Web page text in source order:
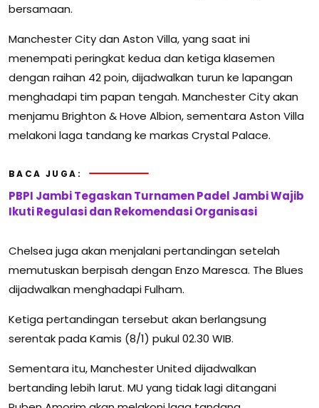
bersamaan.
Manchester City dan Aston Villa, yang saat ini
menempati peringkat kedua dan ketiga klasemen
dengan raihan 42 poin, dijadwalkan turun ke lapangan
menghadapi tim papan tengah. Manchester City akan
menjamu Brighton & Hove Albion, sementara Aston Villa
melakoni laga tandang ke markas Crystal Palace.
BACA JUGA:
PBPI Jambi Tegaskan Turnamen Padel Jambi Wajib
Ikuti Regulasi dan Rekomendasi Organisasi
Chelsea juga akan menjalani pertandingan setelah
memutuskan berpisah dengan Enzo Maresca. The Blues
dijadwalkan menghadapi Fulham.
Ketiga pertandingan tersebut akan berlangsung
serentak pada Kamis (8/1) pukul 02.30 WIB.
Sementara itu, Manchester United dijadwalkan
bertanding lebih larut. MU yang tidak lagi ditangani